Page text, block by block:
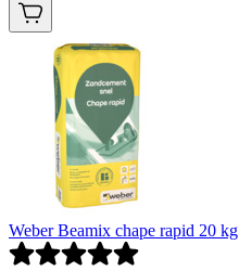
Weber Beamix chape rapid 20 kg